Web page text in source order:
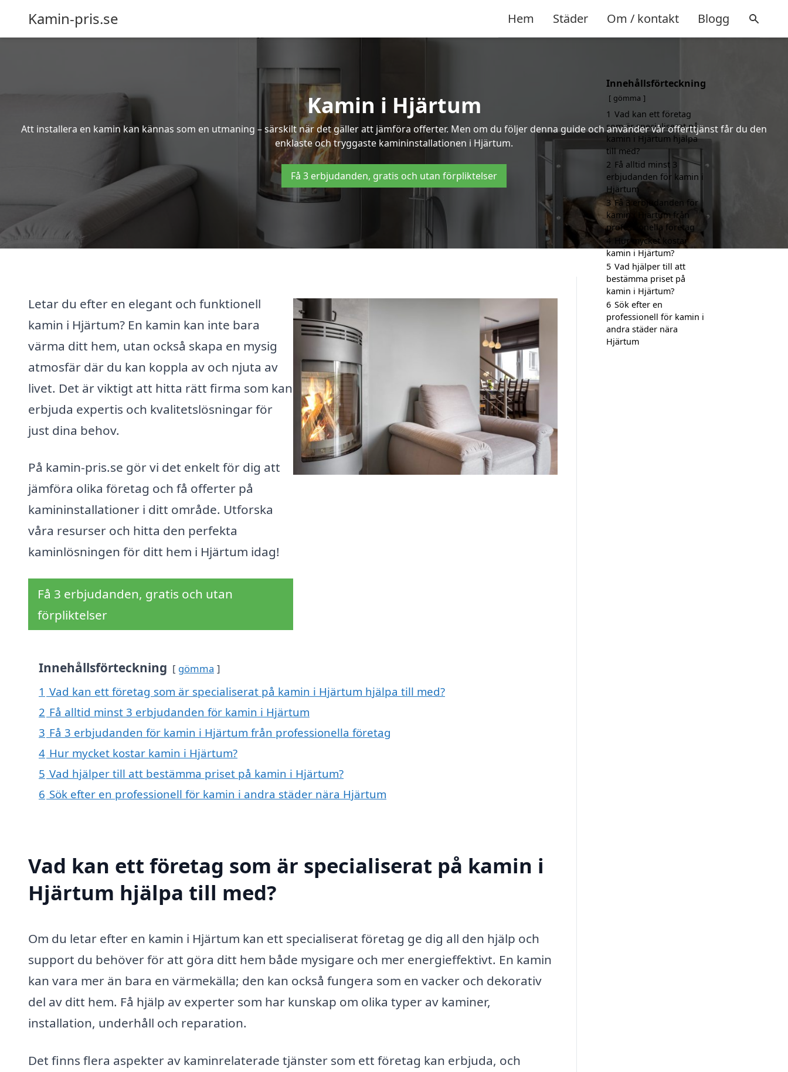
Kamin-pris.se Hem Städer Om / kontakt Blogg
Kamin i Hjärtum
Att installera en kamin kan kännas som en utmaning – särskilt när det gäller att jämföra offerter. Men om du följer denna guide och använder vår offerttjänst får du den
enklaste och tryggaste kamininstallationen i Hjärtum.
Få 3 erbjudanden, gratis och utan förpliktelser
Letar du efter en elegant och funktionell
kamin i Hjärtum? En kamin kan inte bara
värma ditt hem, utan också skapa en mysig
atmosfär där du kan koppla av och njuta av
livet. Det är viktigt att hitta rätt firma som kan
erbjuda expertis och kvalitetslösningar för
just dina behov.
På kamin-pris.se gör vi det enkelt för dig att
jämföra olika företag och få offerter på
kamininstallationer i ditt område. Utforska
våra resurser och hitta den perfekta
kaminlösningen för ditt hem i Hjärtum idag!
Få 3 erbjudanden, gratis och utan
förpliktelser
Innehållsförteckning gömma
1 Vad kan ett företag som är specialiserat på kamin i Hjärtum hjälpa till med?
2 Få alltid minst 3 erbjudanden för kamin i Hjärtum
3 Få 3 erbjudanden för kamin i Hjärtum från professionella företag
4 Hur mycket kostar kamin i Hjärtum?
5 Vad hjälper till att bestämma priset på kamin i Hjärtum?
6 Sök efter en professionell för kamin i andra städer nära Hjärtum
Vad kan ett företag som är specialiserat på kamin i
Hjärtum hjälpa till med?
Om du letar efter en kamin i Hjärtum kan ett specialiserat företag ge dig all den hjälp och
support du behöver för att göra ditt hem både mysigare och mer energieffektivt. En kamin
kan vara mer än bara en värmekälla; den kan också fungera som en vacker och dekorativ
del av ditt hem. Få hjälp av experter som har kunskap om olika typer av kaminer,
installation, underhåll och reparation.
Det finns flera aspekter av kaminrelaterade tjänster som ett företag kan erbjuda, och
Innehållsförteckning
gömma
1 Vad kan ett företag
som är specialiserat på
kamin i Hjärtum hjälpa
till med?
2 Få alltid minst 3
erbjudanden för kamin i
Hjärtum
3 Få 3 erbjudanden för
kamin i Hjärtum från
professionella företag
4 Hur mycket kostar
kamin i Hjärtum?
5 Vad hjälper till att
bestämma priset på
kamin i Hjärtum?
6 Sök efter en
professionell för kamin i
andra städer nära
Hjärtum